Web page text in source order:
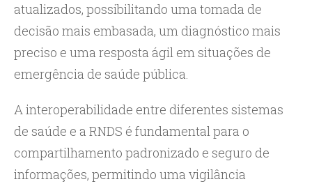
atualizados, possibilitando uma tomada de
decisão mais embasada, um diagnóstico mais
preciso e uma resposta ágil em situações de
emergência de saúde pública.
A interoperabilidade entre diferentes sistemas
de saúde e a RNDS é fundamental para o
compartilhamento padronizado e seguro de
informações, permitindo uma vigilância